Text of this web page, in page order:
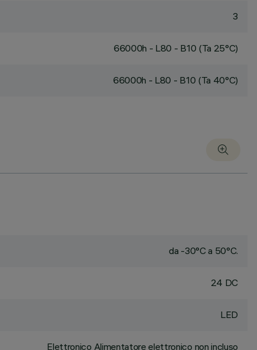
3
66000h - L80 - B10 (Ta 25°C)
66000h - L80 - B10 (Ta 40°C)
da -30°C a 50°C.
24 DC
LED
Elettronico Alimentatore elettronico non incluso